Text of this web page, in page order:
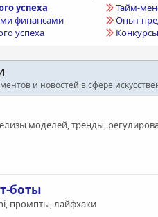
успеха
Тайм-
финансами
Опыт
успеха
и новостей в сфере
моделей, тренды,
боты
промпты, лайфхаки